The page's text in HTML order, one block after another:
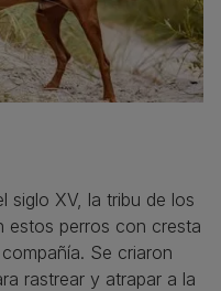
siglo XV, la tribu de los
estos perros con cresta
Se criaron
rastrear y atrapar a la